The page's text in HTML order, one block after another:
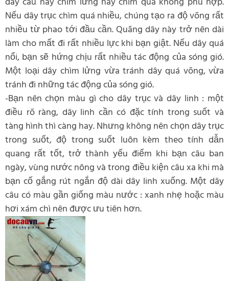
Nếu dây trục chìm quá nhiều, chúng tạo ra độ võng rất
nhiều từ phao tới đầu cần. Quãng dây này trở nên dài
làm cho mất đi rất nhiều lực khi bạn giật. Nếu dây quá
nổi, bạn sẽ hứng chịu rất nhiều tác động của sóng gió.
Một loại dây chìm lửng vừa tránh dây quá võng, vừa
tránh đi những tác động của sóng gió.
-Bạn nên chọn màu gì cho dây trục và dây linh : một
điều rõ ràng, dây linh cần có đặc tính trong suốt và
tàng hình thì càng hay. Nhưng không nên chọn dây trục
trong suốt, độ trong suốt luôn kèm theo tính dẫn
quang rất tốt, trở thành yếu điểm khi bạn câu ban
ngày, vùng nước nông và trong điều kiện câu xa khi mà
bạn cố gắng rút ngắn độ dài dây linh xuống. Một dây
câu có màu gần giống màu nước : xanh nhẹ hoặc màu
hơi xám chì nên được ưu tiên hơn.